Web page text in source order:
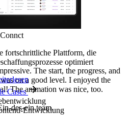
The start, the progress, and
on a good level. I enjoyed the
The animation was nice, too.
des-ein team.
fortschrittliche Plattform, die
optimiert
Cases
Entwicklung